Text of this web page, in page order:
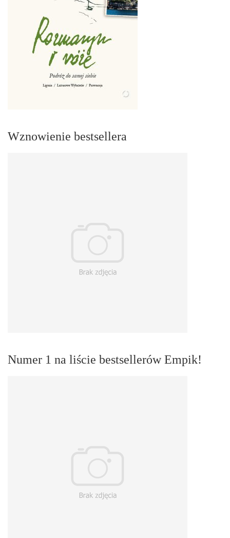
Wznowienie bestsellera
Numer 1 na liście bestsellerów Empik!